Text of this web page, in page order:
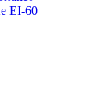
EI-60